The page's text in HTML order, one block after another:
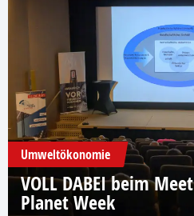
Umweltökonomie
VOLL DABEI beim
Planet Week